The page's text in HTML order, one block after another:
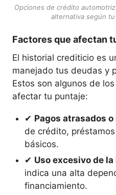
Opciones de crédito
alternativa según
Factores que afectan
El historial crediticio es
manejado tus deudas y
Estos son algunos de
afectar tu puntaje:
✔ Pagos atrasados
de crédito,
básicos.
✔ Uso excesivo de
indica una alta
financiamiento.